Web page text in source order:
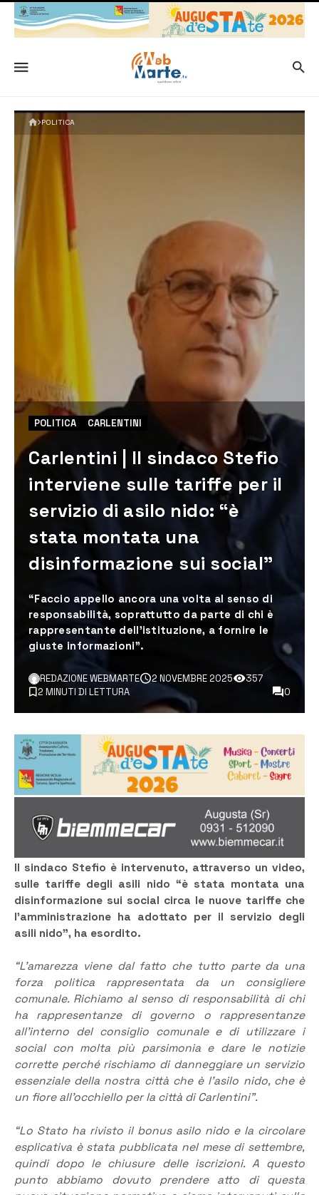
POLITICA
POLITICA CARLENTINI
Carlentini | Il sindaco Stefio
interviene sulle tariffe per il
servizio di asilo nido: “è
stata montata una
disinformazione sui social”
“Faccio appello ancora una volta al senso di
responsabilità, soprattutto da parte di chi è
rappresentante dell'istituzione, a fornire le
giuste informazioni”.
REDAZIONE WEBMARTE 2 NOVEMBRE 2025
357
2 MINUTI DI LETTURA
0
Il sindaco Stefio è intervenuto, attraverso un video,
sulle tariffe degli asili nido “è stata montata una
disinformazione sui social circa le nuove tariffe che
l’amministrazione ha adottato per il servizio degli
asili nido”, ha esordito.
“L’amarezza viene dal fatto che tutto parte da una
forza politica rappresentata da un consigliere
comunale. Richiamo al senso di responsabilità di chi
ha rappresentanze di governo o rappresentanze
all’interno del consiglio comunale e di utilizzare i
social con molta più parsimonia e dare le notizie
corrette perché rischiamo di danneggiare un servizio
essenziale della nostra città che è l’asilo nido, che è
un fiore all’occhiello per la città di Carlentini”.
“Lo Stato ha rivisto il bonus asilo nido e la circolare
esplicativa è stata pubblicata nel mese di settembre,
quindi dopo le chiusure delle iscrizioni. A questo
punto abbiamo dovuto prendere atto di questa